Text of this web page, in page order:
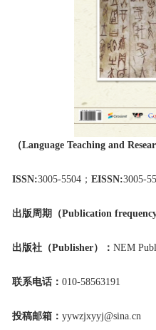
（Language Teaching and
ISSN:3005-5504；EISSN:3005-
出版周期（Publication
出版社（Publisher）：NEM
联系电话：010-58563191
投稿邮箱：yywzjxyyj@sina.cn